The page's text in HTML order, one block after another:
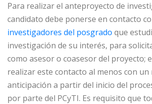
Para realizar el anteproyecto de
candidato debe ponerse en contacto
investigadores del posgrado que
investigación de su interés, para
como asesor o coasesor del proyecto;
realizar este contacto al menos con un
anticipación a partir del inicio del
por parte del PCyTI. Es requisito que